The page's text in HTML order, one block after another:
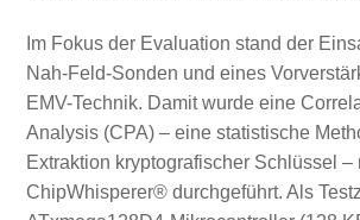
Im Fokus der Evaluation stand der
Nah-Feld-Sonden und eines
EMV-Technik. Damit wurde eine
Analysis (CPA) – eine statistische
Extraktion kryptografischer Schlüssel –
ChipWhisperer® durchgeführt. Als